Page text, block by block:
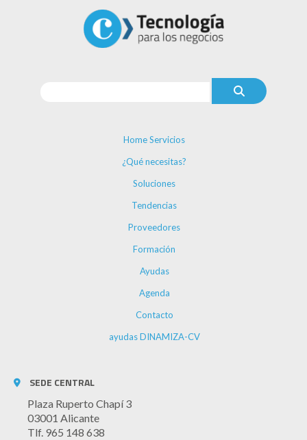
Home Servicios
¿Qué necesitas?
Soluciones
Tendencias
Proveedores
Formación
Ayudas
Agenda
Contacto
ayudas DINAMIZA-CV
SEDE CENTRAL
Plaza Ruperto Chapí 3
03001 Alicante
Tlf. 965 148 638